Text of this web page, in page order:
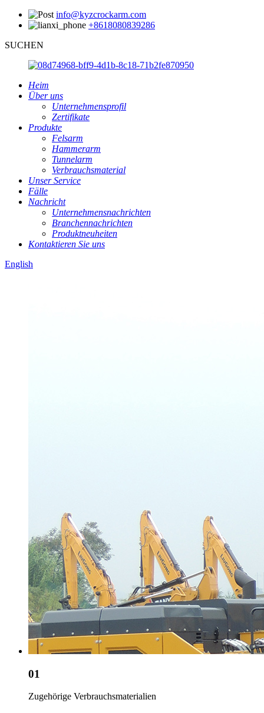
info@kyzcrockarm.com
+8618080839286
SUCHEN
Heim
Über uns
Unternehmensprofil
Zertifikate
Produkte
Felsarm
Hammerarm
Tunnelarm
Verbrauchsmaterial
Unser Service
Fälle
Nachricht
Unternehmensnachrichten
Branchennachrichten
Produktneuheiten
Kontaktieren Sie uns
English
01
Zugehörige Verbrauchsmaterialien